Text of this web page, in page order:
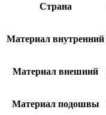
Страна
Материал внутренний
Материал внешний
Материал подошвы